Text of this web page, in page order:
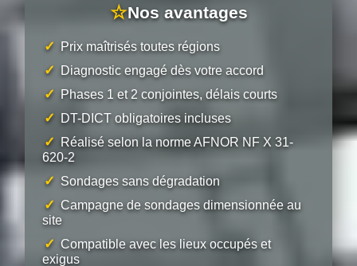
☆Nos avantages
✓ Prix maîtrisés toutes régions
✓ Diagnostic engagé dès votre accord
✓ Phases 1 et 2 conjointes, délais courts
✓ DT-DICT obligatoires incluses
✓
Réalisé selon la norme AFNOR NF X 31-
620-2
✓ Sondages sans dégradation
✓ Campagne de sondages dimensionnée au
site
✓ Compatible avec les lieux occupés et
exigus